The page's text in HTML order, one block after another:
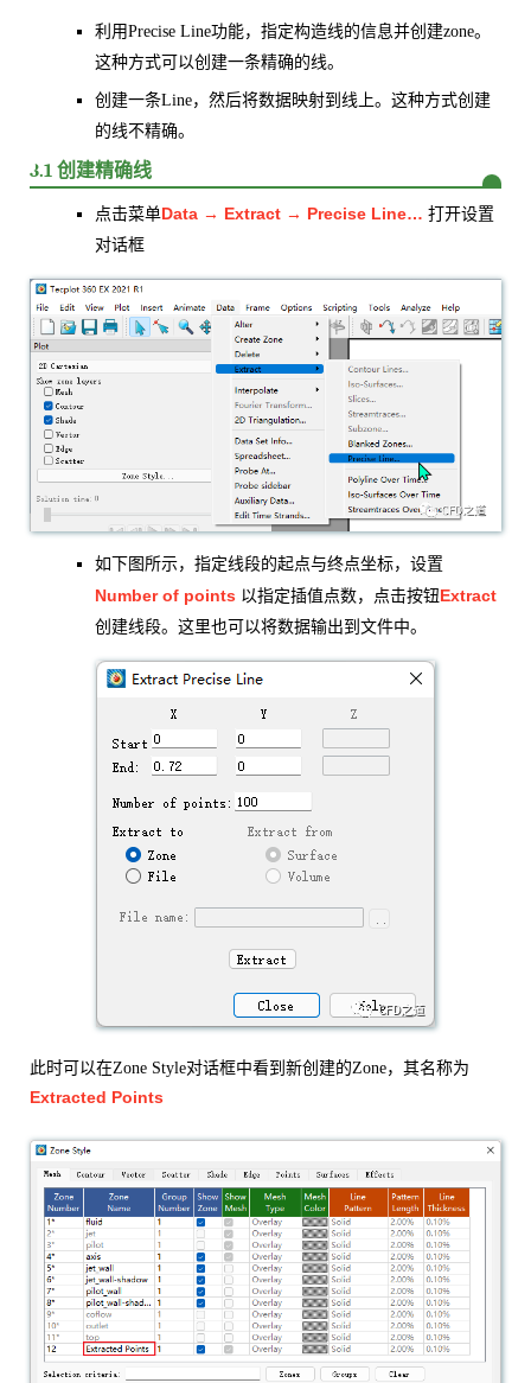
利用Precise Line功能，指定构造线的信息并创建zone。
这种方式可以创建一条精确的线。
创建一条Line，然后将数据映射到线上。这种方式创建
的线不精确。
3.1 创建精确线
点击菜单Data → Extract → Precise Line… 打开设置
对话框
如下图所示，指定线段的起点与终点坐标，设置
Number of points 以指定插值点数，点击按钮Extract
创建线段。这里也可以将数据输出到文件中。
此时可以在Zone Style对话框中看到新创建的Zone，其名称为
Extracted Points